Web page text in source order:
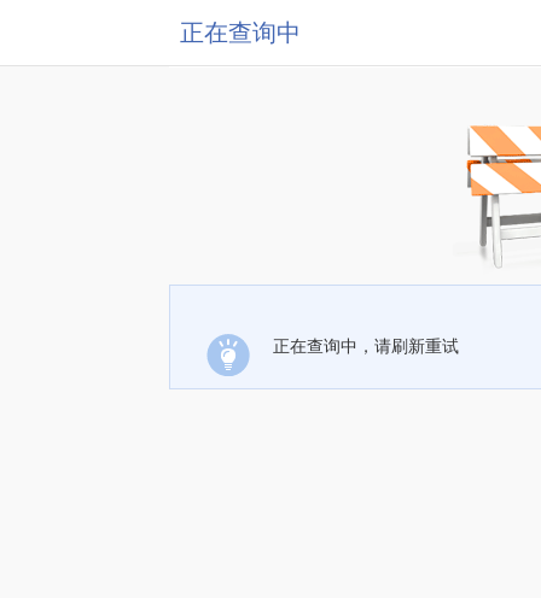
正在查询中
正在查询中，请刷新重试